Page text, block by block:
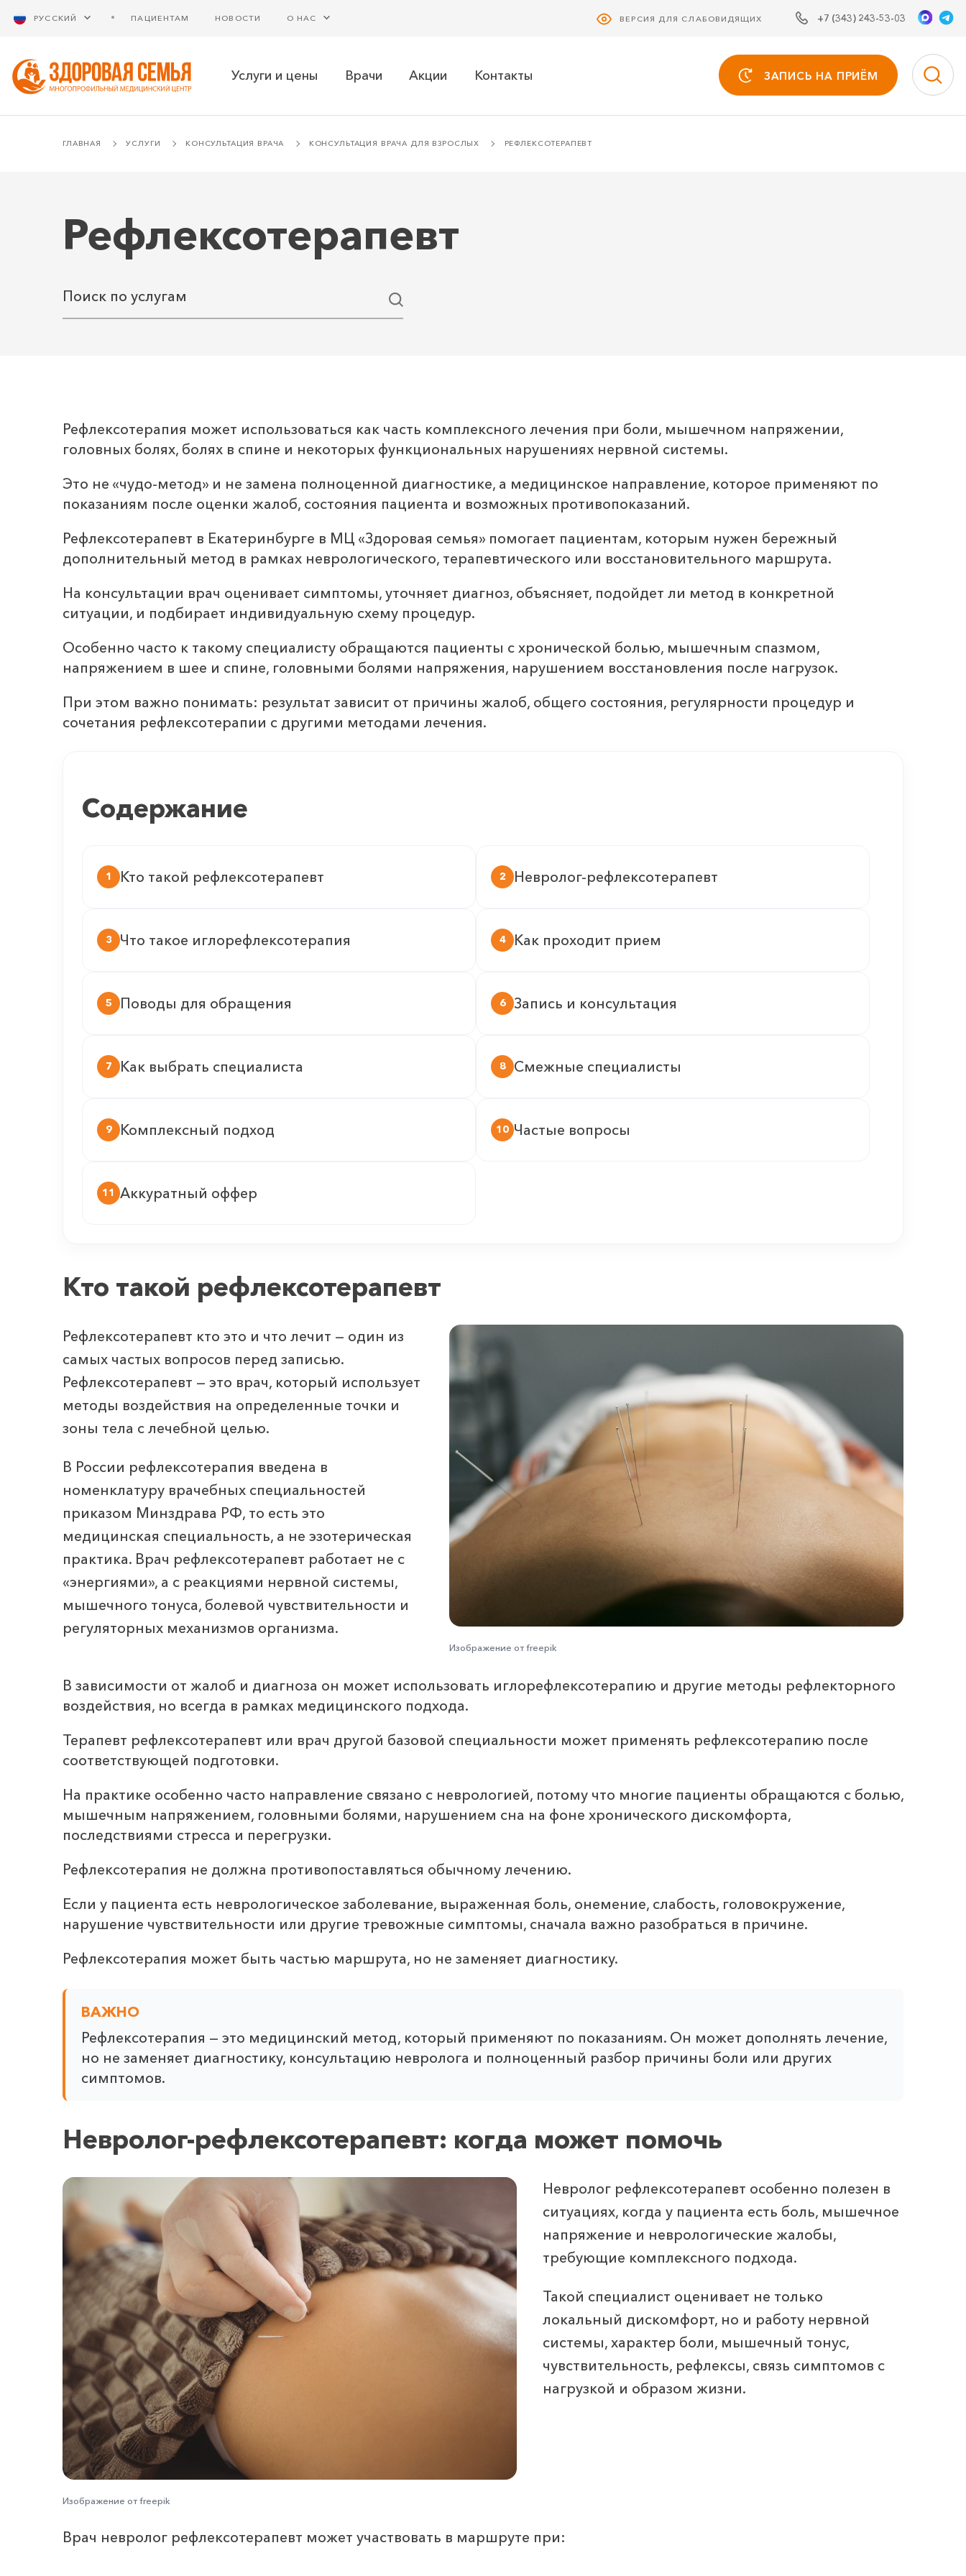
РУССКИЙ ПАЦИЕНТАМ НОВОСТИ О НАС ВЕРСИЯ ДЛЯ СЛАБОВИДЯЩИХ +7 (343) 243-53-03
Услуги и цены Врачи Акции Контакты ЗАПИСЬ НА ПРИЁМ
ГЛАВНАЯ УСЛУГИ КОНСУЛЬТАЦИЯ ВРАЧА КОНСУЛЬТАЦИЯ ВРАЧА ДЛЯ ВЗРОСЛЫХ РЕФЛЕКСОТЕРАПЕВТ
Рефлексотерапевт
Поиск по услугам
Рефлексотерапия может использоваться как часть комплексного лечения при боли, мышечном напряжении,
головных болях, болях в спине и некоторых функциональных нарушениях нервной системы.
Это не «чудо-метод» и не замена полноценной диагностике, а медицинское направление, которое применяют по
показаниям после оценки жалоб, состояния пациента и возможных противопоказаний.
Рефлексотерапевт в Екатеринбурге в МЦ «Здоровая семья» помогает пациентам, которым нужен бережный
дополнительный метод в рамках неврологического, терапевтического или восстановительного маршрута.
На консультации врач оценивает симптомы, уточняет диагноз, объясняет, подойдет ли метод в конкретной
ситуации, и подбирает индивидуальную схему процедур.
Особенно часто к такому специалисту обращаются пациенты с хронической болью, мышечным спазмом,
напряжением в шее и спине, головными болями напряжения, нарушением восстановления после нагрузок.
При этом важно понимать: результат зависит от причины жалоб, общего состояния, регулярности процедур и
сочетания рефлексотерапии с другими методами лечения.
Содержание
1 Кто такой рефлексотерапевт 2 Невролог-рефлексотерапевт
3 Что такое иглорефлексотерапия 4 Как проходит прием
5 Поводы для обращения 6 Запись и консультация
7 Как выбрать специалиста 8 Смежные специалисты
9 Комплексный подход 10 Частые вопросы
11 Аккуратный оффер
Кто такой рефлексотерапевт
Рефлексотерапевт кто это и что лечит — один из
самых частых вопросов перед записью.
Рефлексотерапевт — это врач, который использует
методы воздействия на определенные точки и
зоны тела с лечебной целью.
В России рефлексотерапия введена в
номенклатуру врачебных специальностей
приказом Минздрава РФ, то есть это
медицинская специальность, а не эзотерическая
практика. Врач рефлексотерапевт работает не с
«энергиями», а с реакциями нервной системы,
мышечного тонуса, болевой чувствительности и
регуляторных механизмов организма.
Изображение от freepik
В зависимости от жалоб и диагноза он может использовать иглорефлексотерапию и другие методы рефлекторного
воздействия, но всегда в рамках медицинского подхода.
Терапевт рефлексотерапевт или врач другой базовой специальности может применять рефлексотерапию после
соответствующей подготовки.
На практике особенно часто направление связано с неврологией, потому что многие пациенты обращаются с болью,
мышечным напряжением, головными болями, нарушением сна на фоне хронического дискомфорта,
последствиями стресса и перегрузки.
Рефлексотерапия не должна противопоставляться обычному лечению.
Если у пациента есть неврологическое заболевание, выраженная боль, онемение, слабость, головокружение,
нарушение чувствительности или другие тревожные симптомы, сначала важно разобраться в причине.
Рефлексотерапия может быть частью маршрута, но не заменяет диагностику.
ВАЖНО
Рефлексотерапия — это медицинский метод, который применяют по показаниям. Он может дополнять лечение,
но не заменяет диагностику, консультацию невролога и полноценный разбор причины боли или других
симптомов.
Невролог-рефлексотерапевт: когда может помочь
Изображение от freepik
Невролог рефлексотерапевт особенно полезен в
ситуациях, когда у пациента есть боль, мышечное
напряжение и неврологические жалобы,
требующие комплексного подхода.
Такой специалист оценивает не только
локальный дискомфорт, но и работу нервной
системы, характер боли, мышечный тонус,
чувствительность, рефлексы, связь симптомов с
нагрузкой и образом жизни.
Врач невролог рефлексотерапевт может участвовать в маршруте при: